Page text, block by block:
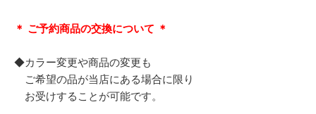
＊ ご予約商品の交換について ＊
◆カラー変更や商品の変更も
ご希望の品が当店にある場合に限り
お受けすることが可能です。